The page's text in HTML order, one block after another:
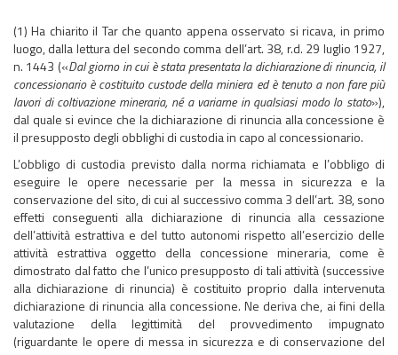
(1) Ha chiarito il Tar che quanto appena osservato si ricava, in primo
luogo, dalla lettura del secondo comma dell’art. 38, r.d. 29 luglio 1927,
n. 1443 («Dal giorno in cui è stata presentata la dichiarazione di rinuncia, il
concessionario è costituito custode della miniera ed è tenuto a non fare più
lavori di coltivazione mineraria, né a variarne in qualsiasi modo lo stato»),
dal quale si evince che la dichiarazione di rinuncia alla concessione è
il presupposto degli obblighi di custodia in capo al concessionario.
L’obbligo di custodia previsto dalla norma richiamata e l’obbligo di
eseguire le opere necessarie per la messa in sicurezza e la
conservazione del sito, di cui al successivo comma 3 dell’art. 38, sono
effetti conseguenti alla dichiarazione di rinuncia alla cessazione
dell’attività estrattiva e del tutto autonomi rispetto all’esercizio delle
attività estrattiva oggetto della concessione mineraria, come è
dimostrato dal fatto che l’unico presupposto di tali attività (successive
alla dichiarazione di rinuncia) è costituito proprio dalla intervenuta
dichiarazione di rinuncia alla concessione. Ne deriva che, ai fini della
valutazione della legittimità del provvedimento impugnato
(riguardante le opere di messa in sicurezza e di conservazione del